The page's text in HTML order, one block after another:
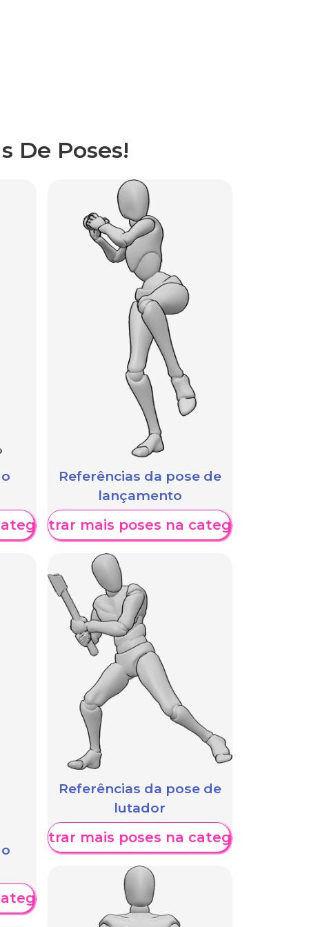
De Poses!
Referências da pose de
lançamento
Mostrar mais poses na categoria
Referências da pose de
lutador
Mostrar mais poses na categoria